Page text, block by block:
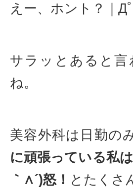
えー、ホント？｜Д
サラッとあると
ね。
美容外科は日勤の
に頑張っている私
｀∧´)怒！ とたくさ